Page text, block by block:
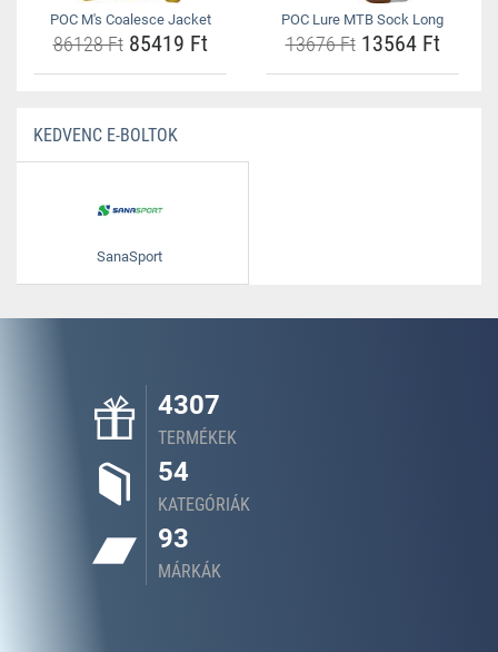
POC M's Coalesce Jacket
86128 Ft85419 Ft
POC Lure MTB Sock Long
13676 Ft13564 Ft
KEDVENC E-BOLTOK
SanaSport
4307
TERMÉKEK
54
KATEGÓRIÁK
93
MÁRKÁK